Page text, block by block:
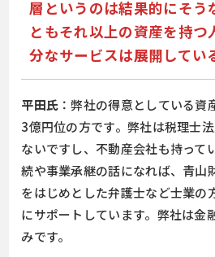
層というのは結果的にそう
ともそれ以上の資産を持つ
分なサービスは展開してい
平田氏 ：弊社の得意としている
3億円位の方です。弊社は税理士
ないですし、不動産会社も持って
続や事業承継の話になれば、青山
をはじめとした弁護士など士業の
にサポートしています。弊社は金
みです。